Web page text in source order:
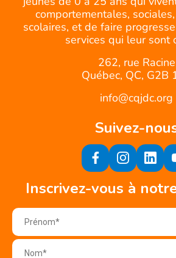
comportementales,
scolaires, et de faire
services qui leur sont
262, rue Racine
Québec, QC, G2B
info@cqjdc.org
Suivez-
Inscrivez-vous à